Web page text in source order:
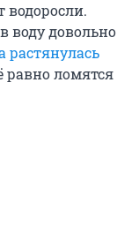
водоросли.
воду довольно
равно ломятся